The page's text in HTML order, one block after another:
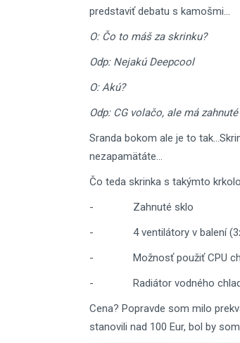
predstaviť debatu s kamošmi...
O: Čo to máš za skrinku?
Odp: Nejakú Deepcool
O: Akú?
Odp: CG volačo, ale má
Sranda bokom ale je to
nezapamätáte...
Čo teda skrinka s takýmto
- Zahnuté sklo
- 4 ventilátory v balení (3x
- Možnosť použiť CPU
- Radiátor vodného
Cena? Popravde som milo
stanovili nad 100 Eur, bol by